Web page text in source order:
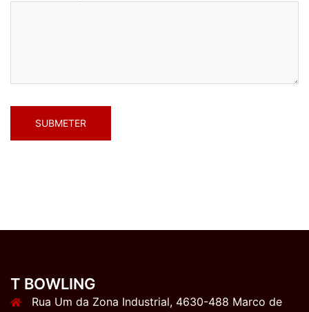
T BOWLING
Rua Um da Zona Industrial, 4630-488 Marco de